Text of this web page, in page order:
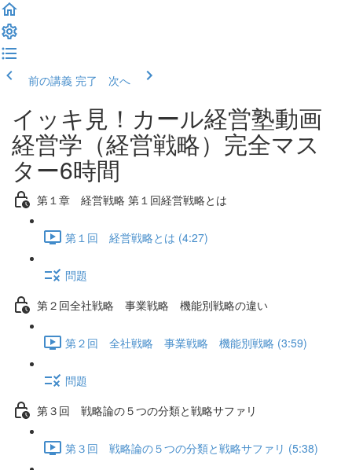
前の講義 完了 次へ
イッキ見！カール経営塾動画
経営学（経営戦略）完全マス
ター6時間
第１章 経営戦略 第１回経営戦略とは
第１回 経営戦略とは (4:27)
問題
第２回全社戦略 事業戦略 機能別戦略の違い
第２回 全社戦略 事業戦略 機能別戦略 (3:59)
問題
第３回 戦略論の５つの分類と戦略サファリ
第３回 戦略論の５つの分類と戦略サファリ (5:38)